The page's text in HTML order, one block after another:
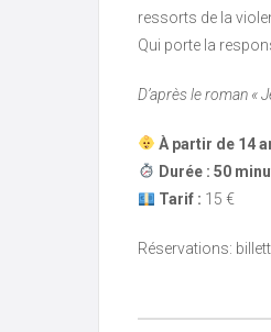
ressorts de la
Qui porte la
D’après le roman «
À partir de 14
Durée : 50
Tarif : 15 €
Réservations: